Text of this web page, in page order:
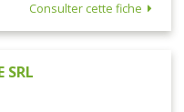
Consulter cette fiche
SRL